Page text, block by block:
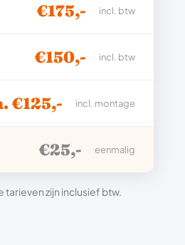
€175,- incl. btw
€150,- incl. btw
€125,- incl. montage
€25,- eenmalig
zijn inclusief btw.